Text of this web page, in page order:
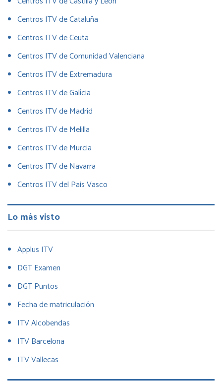
Centros ITV de Cataluña
Centros ITV de Ceuta
Centros ITV de Comunidad Valenciana
Centros ITV de Extremadura
Centros ITV de Galícia
Centros ITV de Madrid
Centros ITV de Melilla
Centros ITV de Murcia
Centros ITV de Navarra
Centros ITV del Pais Vasco
Lo más visto
Applus ITV
DGT Examen
DGT Puntos
Fecha de matriculación
ITV Alcobendas
ITV Barcelona
ITV Vallecas